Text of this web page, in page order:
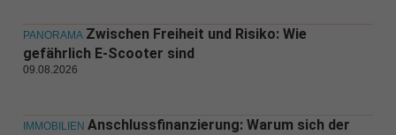
PANORAMA Zwischen Freiheit und Risiko: Wie
gefährlich E-Scooter sind
09.08.2026
IMMOBILIEN Anschlussfinanzierung: Warum sich der